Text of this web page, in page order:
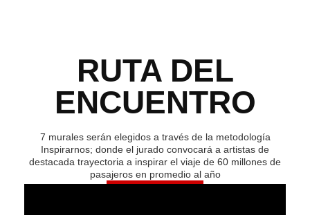
RUTA DEL
ENCUENTRO
7 murales serán elegidos a través de la metodología
Inspirarnos; donde el jurado convocará a artistas de
destacada trayectoria a inspirar el viaje de 60 millones de
pasajeros en promedio al año